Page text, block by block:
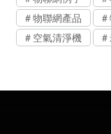
物聯網產品
空氣清淨機